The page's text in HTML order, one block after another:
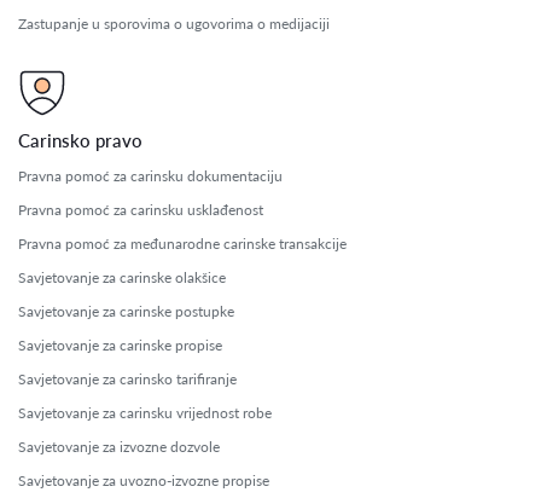
Zastupanje u sporovima o ugovorima o medijaciji
Carinsko pravo
Pravna pomoć za carinsku dokumentaciju
Pravna pomoć za carinsku usklađenost
Pravna pomoć za međunarodne carinske transakcije
Savjetovanje za carinske olakšice
Savjetovanje za carinske postupke
Savjetovanje za carinske propise
Savjetovanje za carinsko tarifiranje
Savjetovanje za carinsku vrijednost robe
Savjetovanje za izvozne dozvole
Savjetovanje za uvozno-izvozne propise